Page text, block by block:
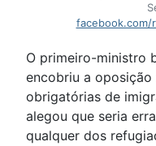
O primeiro-ministro
encobriu a
obrigatórias de
alegou que seria
qualquer dos